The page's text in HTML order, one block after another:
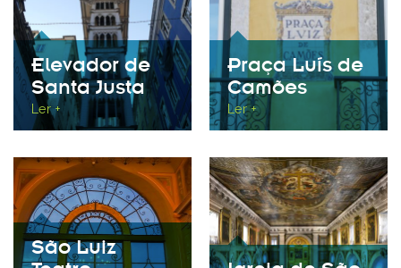
Elevador de
Santa Justa
Ler +
Praça Luís de
Camões
Ler +
São Luiz